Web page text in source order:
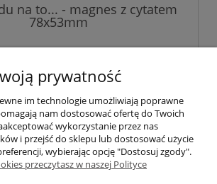
na to... - magnes z cytatem
78x53mm
23% VAT, bez kosztów dostawy
do koszyka
prywatność
im technologie umożliwiają poprawne
nam dostosować ofertę do Twoich
wykorzystanie przez nas
i przejść do sklepu lub dostosować użycie
wybierając opcję "Dostosuj zgody".
przeczytasz w naszej Polityce